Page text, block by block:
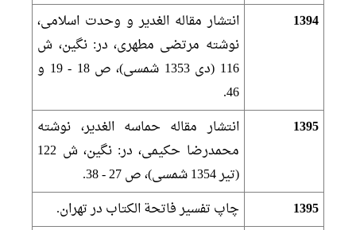
1394
انتشار مقاله الغدير و وحدت اسلامى،
نوشته مرتضى مطهرى، در: نگين، ش
116 (دى 1353 شمسى)، ص 18 - 19 و
46.
1395
انتشار مقاله حماسه الغدير، نوشته
محمدرضا حكيمى، در: نگين، ش 122
(تير 1354 شمسى)، ص 27 - 38.
1395
چاپ تفسير فاتحة الكتاب در تهران.